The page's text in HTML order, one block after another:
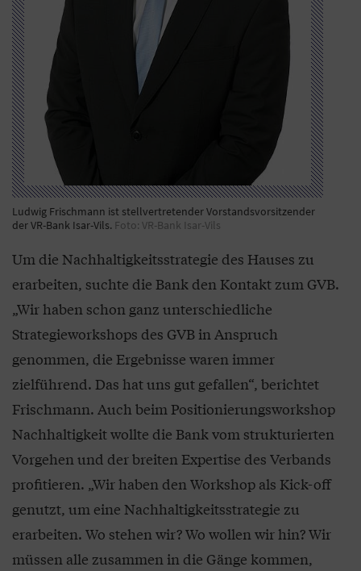
Ludwig Frischmann ist stellvertretender Vorstandsvorsitzender
der VR-Bank Isar-Vils. Foto: VR-Bank Isar-Vils
Um die Nachhaltigkeitsstrategie des Hauses zu
erarbeiten, suchte die Bank den Kontakt zum GVB.
„Wir haben schon ganz unterschiedliche
Strategieworkshops des GVB in Anspruch
genommen, die Ergebnisse waren immer
zielführend. Das hat uns gut gefallen“, berichtet
Frischmann. Auch beim Positionierungsworkshop
Nachhaltigkeit wollte die Bank vom strukturierten
Vorgehen und der breiten Expertise des Verbands
profitieren. „Wir haben den Workshop als Kick-off
genutzt, um eine Nachhaltigkeitsstrategie zu
erarbeiten. Wo stehen wir? Wo wollen wir hin? Wir
müssen alle zusammen in die Gänge kommen,